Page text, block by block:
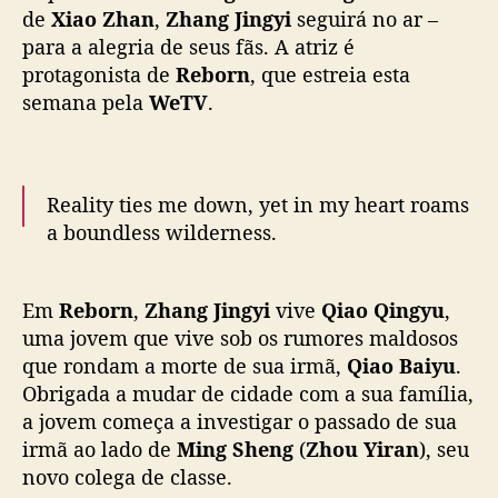
a
a
v
e
e
e
i
o
a
d
r
a
de Xiao Zhan, Zhang Jingyi seguirá no ar –
para a alegria de seus fãs. A atriz é
protagonista de Reborn, que estreia esta
semana pela WeTV.
Reality ties me down, yet in my heart roams
a boundless wilderness.
globally.
✨Starring#ZhangJingyi #ZhouYiran #WuYou
#HuangXiyan #LiuDan #WangYidi
#ChenXixu #HuangYi #焕羽 #张婧仪 #周翊然
吴优 #黄曦彦 #刘丹 #王艺荻 #陈玺旭 #黄毅
#WeTV…pic.twitter.com/B0QG8TgN5G
Em Reborn, Zhang Jingyi vive Qiao Qingyu,
uma jovem que vive sob os rumores maldosos
que rondam a morte de sua irmã, Qiao Baiyu.
Obrigada a mudar de cidade com a sua família,
a jovem começa a investigar o passado de sua
irmã ao lado de Ming Sheng (Zhou Yiran), seu
novo colega de classe.